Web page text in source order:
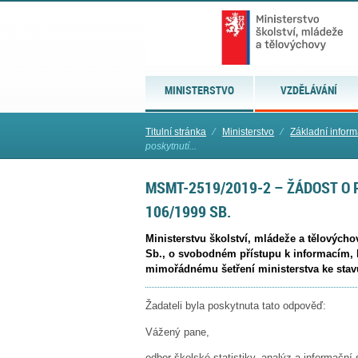
MINISTERSTVO VZDĚLÁVÁNÍ
Titulní stránka ⁄ Ministerstvo ⁄
Základní
poskytnutí...
MSMT-2519/2019-2 – ŽÁDOST O
106/1999 SB.
Ministerstvu školství, mládeže a
Sb., o svobodném přístupu k
mimořádnému šetření ministerstva ke
Žadateli byla poskytnuta tato odpověď:
Vážený pane,